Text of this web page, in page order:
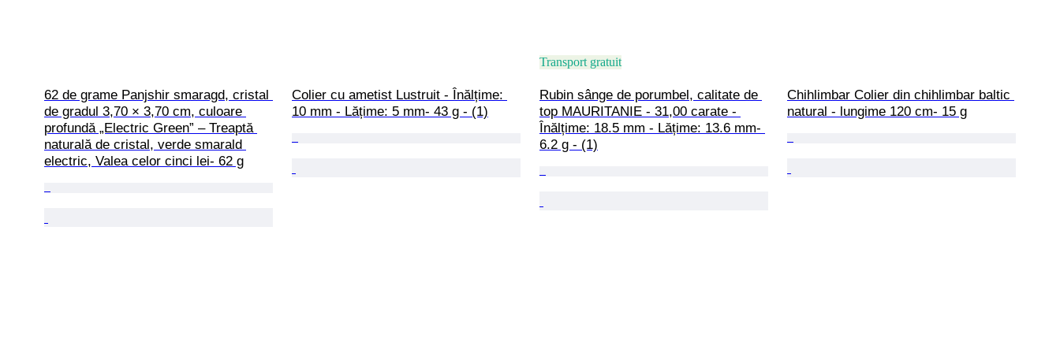
62 de grame Panjshir smaragd, cristal
de gradul 3,70 × 3,70 cm, culoare
profundă „Electric Green” – Treaptă
naturală de cristal, verde smarald
electric, Valea celor cinci lei- 62 g
Colier cu ametist Lustruit - Înălțime:
10 mm - Lățime: 5 mm- 43 g - (1)
Transport gratuit
Rubin sânge de porumbel, calitate de
top MAURITANIE - 31,00 carate -
Înălțime: 18.5 mm - Lățime: 13.6 mm-
6.2 g - (1)
Chihlimbar Colier din chihlimbar baltic
natural - lungime 120 cm- 15 g